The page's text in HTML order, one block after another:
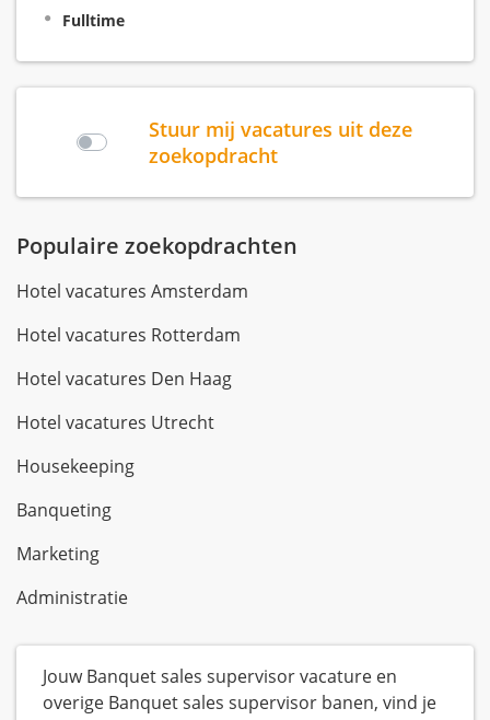
Fulltime
Stuur mij vacatures uit deze
zoekopdracht
Populaire zoekopdrachten
Hotel vacatures Amsterdam
Hotel vacatures Rotterdam
Hotel vacatures Den Haag
Hotel vacatures Utrecht
Housekeeping
Banqueting
Marketing
Administratie
Jouw Banquet sales supervisor vacature en
overige Banquet sales supervisor banen, vind je